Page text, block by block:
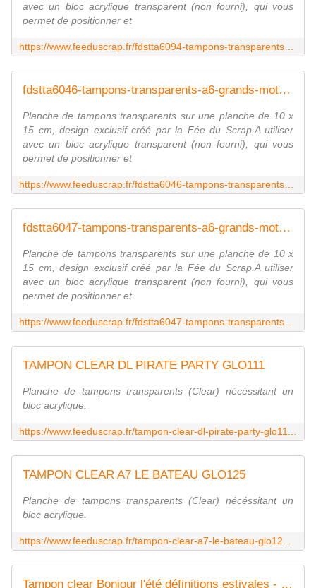
avec un bloc acrylique transparent (non fourni), qui vous
permet de positionner et
fdstta6046-tampons-transparents-a6-grands-mots-amour FEE DU SCRAP
Planche de tampons transparents sur une planche de 10 x
15 cm, design exclusif créé par la Fée du Scrap.A utiliser
avec un bloc acrylique transparent (non fourni), qui vous
permet de positionner et
fdstta6047-tampons-transparents-a6-grands-mots-anglais FEE DU SCRAP
Planche de tampons transparents sur une planche de 10 x
15 cm, design exclusif créé par la Fée du Scrap.A utiliser
avec un bloc acrylique transparent (non fourni), qui vous
permet de positionner et
TAMPON CLEAR DL PIRATE PARTY GLO111
Planche de tampons transparents (Clear) nécéssitant un
bloc acrylique.
TAMPON CLEAR A7 LE BATEAU GLO125
Planche de tampons transparents (Clear) nécéssitant un
bloc acrylique.
Tampon clear Bonjour l'été définitions estivales - Les Ateliers de Karine